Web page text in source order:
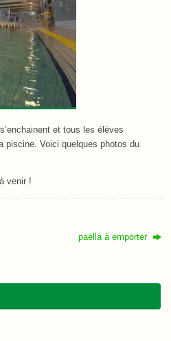
et tous les élèves
piscine. Voici quelques photos du
venir !
paëlla à emporter